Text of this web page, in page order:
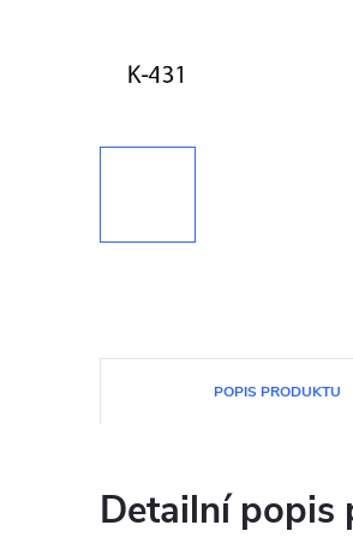
POPIS PRODUKTU
Detailní popis